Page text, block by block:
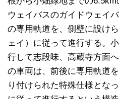
ウェイバスのガイドウェイ
の専用軌道を、側壁に設け
ェイ）に従って進行する。
行して志段味、高蔵寺方面
の車両は、前後に専用軌道
り付けられた特殊仕様とな